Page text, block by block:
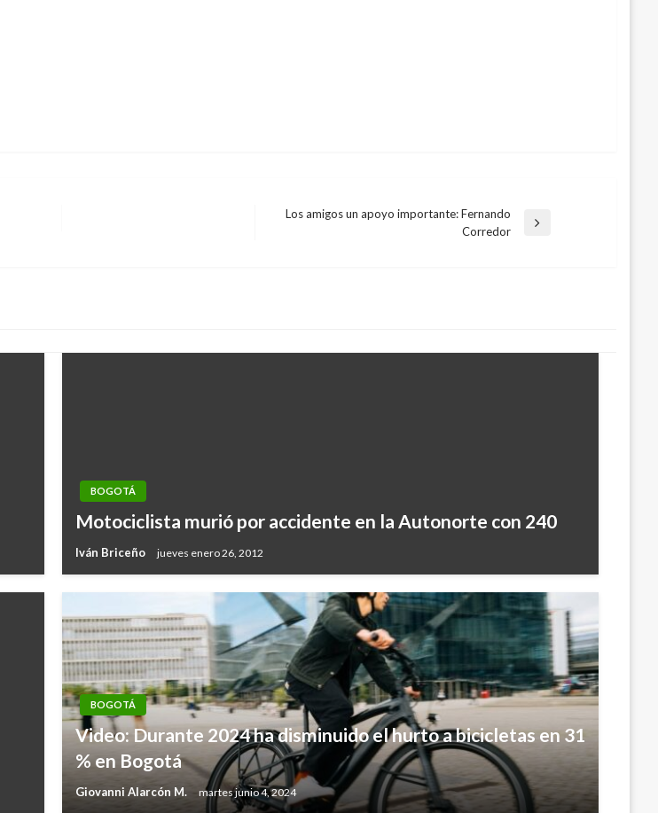
Los amigos un apoyo importante: Fernando
Corredor
BOGOTÁ
Motociclista murió por accidente en la Autonorte con 240
Iván Briceño jueves enero 26, 2012
BOGOTÁ
Video: Durante 2024 ha disminuido el hurto a bicicletas en 31
% en Bogotá
Giovanni Alarcón M. martes junio 4, 2024